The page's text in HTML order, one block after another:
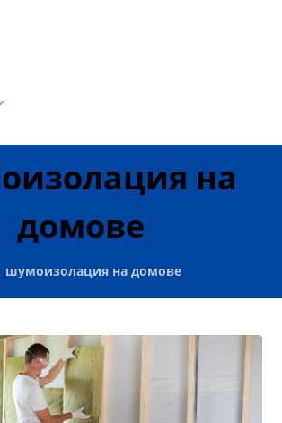
на
домове
шумоизолация на домове